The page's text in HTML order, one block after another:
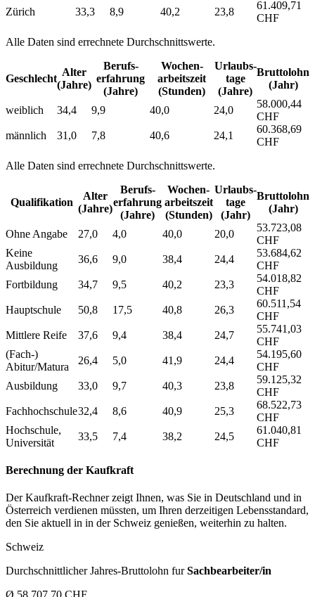
Zürich
33,3 8,9 40,2 23,8
61.409,71
CHF
Alle Daten sind errechnete Durchschnittswerte.
Geschlecht
Alter
(Jahre)
Berufs­
erfahrung
(Jahre)
Wochen­
arbeitszeit
(Stunden)
Urlaubs­
tage
(Jahre)
Bruttolohn
(Jahr)
weiblich 34,4 9,9 40,0 24,0
58.000,44
CHF
männlich
31,0 7,8 40,6 24,1
60.368,69
CHF
Alle Daten sind errechnete Durchschnittswerte.
Qualifikation
Alter
(Jahre)
Berufs­
erfahrung
(Jahre)
Wochen­
arbeitszeit
(Stunden)
Urlaubs­
tage
(Jahr)
Bruttolohn
(Jahr)
Ohne Angabe 27,0 4,0 40,0 20,0
53.723,08
CHF
Keine
Ausbildung
36,6 9,0 38,4 24,4
53.684,62
CHF
Fortbildung
34,7 9,5 40,2 23,3
54.018,82
CHF
Hauptschule
50,8 17,5 40,8 26,3
60.511,54
CHF
Mittlere Reife
37,6 9,4 38,4 24,7
55.741,03
CHF
(Fach-)
Abitur/Matura
26,4 5,0 41,9 24,4
54.195,60
CHF
Ausbildung
33,0 9,7 40,3 23,8
59.125,32
CHF
Fachhochschule32,4 8,6 40,9 25,3
68.522,73
CHF
Hochschule,
Universität
33,5 7,4 38,2 24,5
61.040,81
CHF
Berechnung der Kaufkraft
Der Kaufkraft-Rechner zeigt Ihnen, was Sie in Deutschland und in
Österreich verdienen müssten, um Ihren derzeitigen Lebensstandard,
den Sie aktuell in in der Schweiz genießen, weiterhin zu halten.
Schweiz
Durchschnittlicher Jahres-Bruttolohn furSachbearbeiter/in